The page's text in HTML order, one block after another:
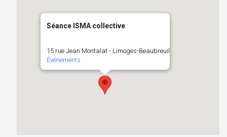
Séance ISMA collective
15 rue Jean Montalat - Limoges-Beaubreuil
Événements